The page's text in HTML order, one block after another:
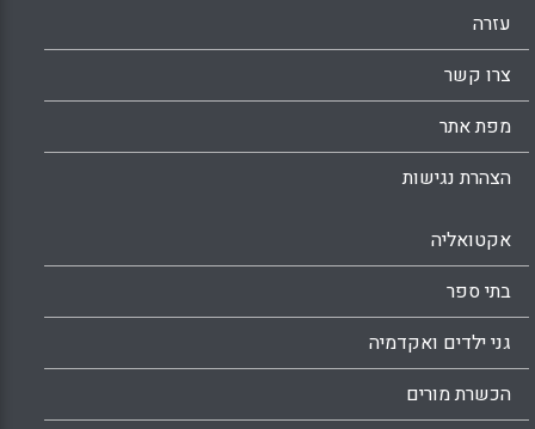
עזרה
צרו קשר
מפת אתר
הצהרת נגישות
אקטואליה
בתי ספר
גני ילדים ואקדמיה
הכשרת מורים